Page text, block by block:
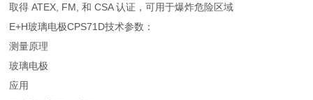
取得 ATEX, FM, 和 CSA 认证，可用于爆炸危险区域
E+H玻璃电极CPS71D技术参数：
测量原理
玻璃电极
应用